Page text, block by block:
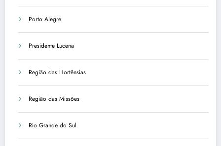
Porto Alegre
Presidente Lucena
Região das Hortênsias
Região das Missões
Rio Grande do Sul